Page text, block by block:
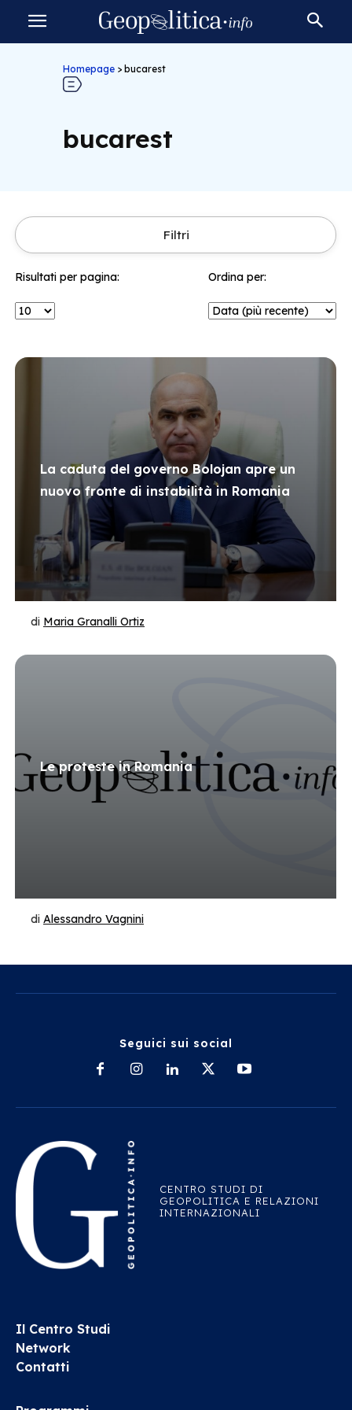
Homepage > bucarest
bucarest
Filtri
Risultati per pagina: Ordina per:
La caduta del governo Bolojan apre un
nuovo fronte di instabilità in Romania
di Maria Granalli Ortiz
Le proteste in Romania
di Alessandro Vagnini
Seguici sui social
CENTRO STUDI DI
GEOPOLITICA E RELAZIONI
INTERNAZIONALI
Il Centro Studi
Network
Contatti